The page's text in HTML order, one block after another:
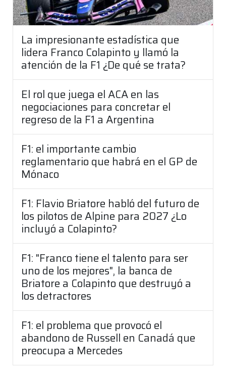
La impresionante estadística que
lidera Franco Colapinto y llamó la
atención de la F1 ¿De qué se trata?
El rol que juega el ACA en las
negociaciones para concretar el
regreso de la F1 a Argentina
F1: el importante cambio
reglamentario que habrá en el GP de
Mónaco
F1: Flavio Briatore habló del futuro de
los pilotos de Alpine para 2027 ¿Lo
incluyó a Colapinto?
F1: "Franco tiene el talento para ser
uno de los mejores", la banca de
Briatore a Colapinto que destruyó a
los detractores
F1: el problema que provocó el
abandono de Russell en Canadá que
preocupa a Mercedes